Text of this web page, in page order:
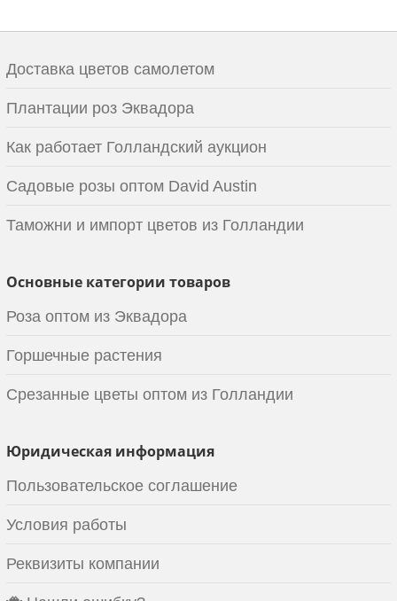
Доставка цветов самолетом
Плантации роз Эквадора
Как работает Голландский аукцион
Садовые розы оптом David Austin
Таможни и импорт цветов из Голландии
Основные категории товаров
Роза оптом из Эквадора
Горшечные растения
Срезанные цветы оптом из Голландии
Юридическая информация
Пользовательское соглашение
Условия работы
Реквизиты компании